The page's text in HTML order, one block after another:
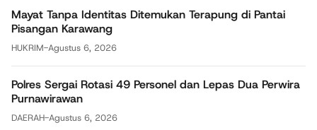
Mayat Tanpa Identitas Ditemukan Terapung di Pantai
Pisangan Karawang
HUKRIM-Agustus 6, 2026
Polres Sergai Rotasi 49 Personel dan Lepas Dua Perwira
Purnawirawan
DAERAH-Agustus 6, 2026